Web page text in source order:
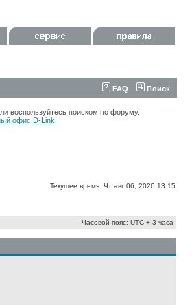
FAQ Поиск
воспользуйтесь поиском по форуму.
офис D-Link.
Текущее время: Чт авг 06, 2026 13:15
Часовой пояс: UTC + 3 часа